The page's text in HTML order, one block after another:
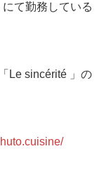
て勤務している
Le sincérité 」の